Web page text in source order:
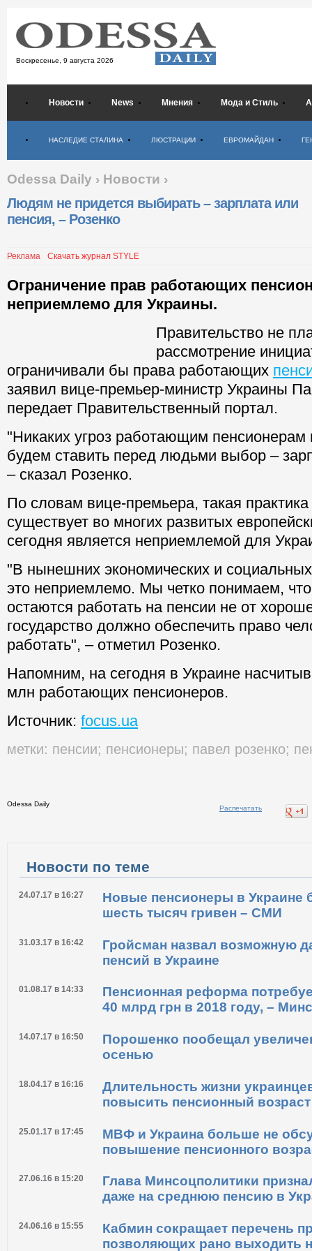
Воскресенье, 9 августа 2026
Новости News Мнения Мода и Стиль
НАСЛЕДИЕ СТАЛИНА ЛЮСТРАЦИИ ЕВРОМАЙДАН
Odessa Daily › Новости ›
Людям не придется выбирать – зарплата или
пенсия, – Розенко
Реклама Скачать журнал STYLE
Ограничение прав работающих
неприемлемо для Украины.
Правительство не
рассмотрение
ограничивали бы права работающих
заявил вице-премьер-министр Украины
передает Правительственный портал.
"Никаких угроз работающим
будем ставить перед людьми выбор –
– сказал Розенко.
По словам вице-премьера, такая практика
существует во многих развитых
сегодня является неприемлемой для
"В нынешних экономических и
это неприемлемо. Мы четко понимаем,
остаются работать на пенсии не от
государство должно обеспечить право
работать", – отметил Розенко.
Напомним, на сегодня в Украине
млн работающих пенсионеров.
Источник: focus.ua
метки: пенсии; пенсионеры; павел розенко;
Odessa Daily
Новости по теме
24.07.17 в 16:27
Новые пенсионеры в Украине
шесть тысяч гривен – СМИ
31.03.17 в 16:42
Гройсман назвал возможную
пенсий в Украине
01.08.17 в 14:33
Пенсионная реформа
40 млрд грн в 2018 году, –
14.07.17 в 16:50
Порошенко пообещал
осенью
18.04.17 в 16:16
Длительность жизни
повысить пенсионный
25.01.17 в 17:45
МВФ и Украина больше не
повышение пенсионного
27.06.16 в 15:20
Глава Минсоцполитики
даже на среднюю пенсию в